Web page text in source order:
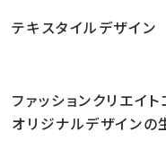
テキスタイルデザイン
ファッションクリエイ
オリジナルデザイン